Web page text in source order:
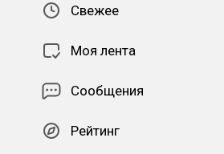
Свежее
Моя лента
Сообщения
Рейтинг